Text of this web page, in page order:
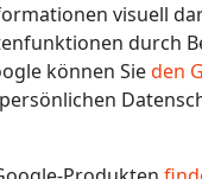
visuell
durch
können Sieden